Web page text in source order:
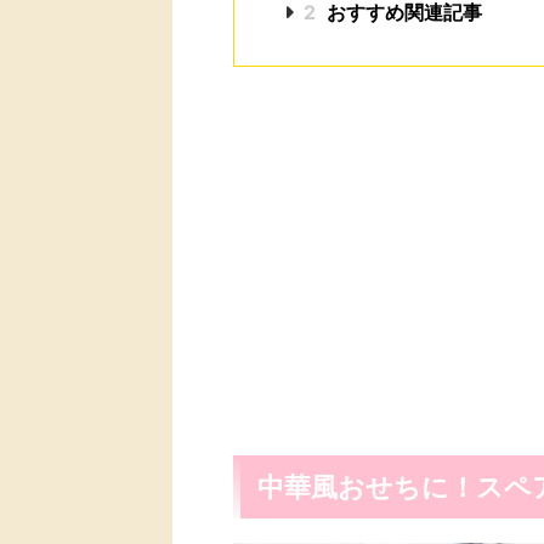
2 おすすめ関連記事
中華風おせちに！スペ